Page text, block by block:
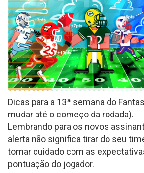
Dicas para a 13ª semana do
mudar até o começo da rodada).
Lembrando para os novos
alerta não significa tirar do seu
tomar cuidado com as
pontuação do jogador.